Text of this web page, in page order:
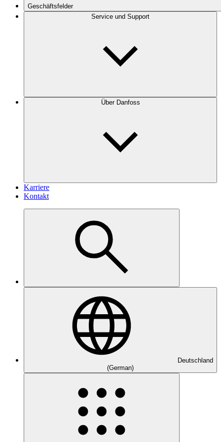
Geschäftsfelder
Service und Support
Über Danfoss
Karriere
Kontakt
Deutschland
(German)